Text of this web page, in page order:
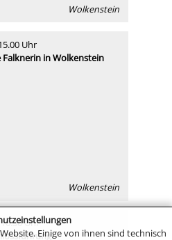
Einige von ihnen sind technisch
Wolkenstein
Uhr
Falknerin in Wolkenstein
Wolkenstein
Uhr